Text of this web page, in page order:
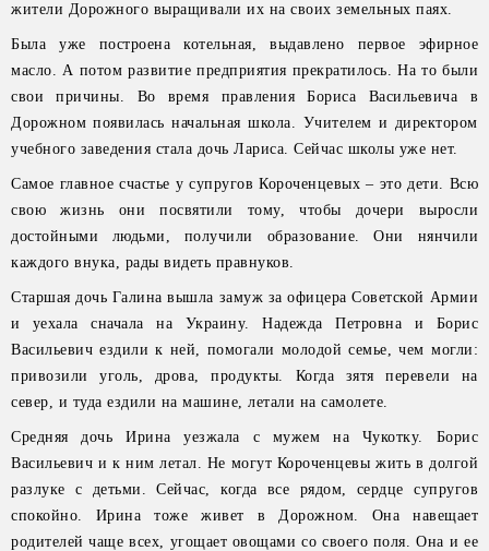
жители Дорожного выращивали их на своих земельных паях.
Была уже построена котельная, выдавлено первое эфирное
масло. А потом развитие предприятия прекратилось. На то были
свои причины. Во время правления Бориса Васильевича в
Дорожном появилась начальная школа. Учителем и директором
учебного заведения стала дочь Лариса. Сейчас школы уже нет.
Самое главное счастье у супругов Короченцевых – это дети. Всю
свою жизнь они посвятили тому, чтобы дочери выросли
достойными людьми, получили образование. Они нянчили
каждого внука, рады видеть правнуков.
Старшая дочь Галина вышла замуж за офицера Советской Армии
и уехала сначала на Украину. Надежда Петровна и Борис
Васильевич ездили к ней, помогали молодой семье, чем могли:
привозили уголь, дрова, продукты. Когда зятя перевели на
север, и туда ездили на машине, летали на самолете.
Средняя дочь Ирина уезжала с мужем на Чукотку. Борис
Васильевич и к ним летал. Не могут Короченцевы жить в долгой
разлуке с детьми. Сейчас, когда все рядом, сердце супругов
спокойно. Ирина тоже живет в Дорожном. Она навещает
родителей чаще всех, угощает овощами со своего поля. Она и ее